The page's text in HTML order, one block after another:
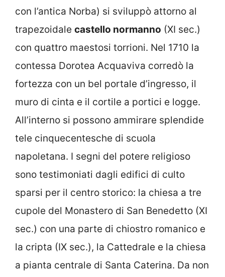
con l’antica Norba) si sviluppò attorno al
trapezoidale castello normanno (XI sec.)
con quattro maestosi torrioni. Nel 1710 la
contessa Dorotea Acquaviva corredò la
fortezza con un bel portale d’ingresso, il
muro di cinta e il cortile a portici e logge.
All’interno si possono ammirare splendide
tele cinquecentesche di scuola
napoletana. I segni del potere religioso
sono testimoniati dagli edifici di culto
sparsi per il centro storico: la chiesa a tre
cupole del Monastero di San Benedetto (XI
sec.) con una parte di chiostro romanico e
la cripta (IX sec.), la Cattedrale e la chiesa
a pianta centrale di Santa Caterina. Da non